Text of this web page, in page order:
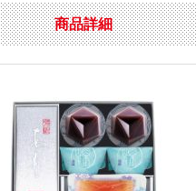
商品詳細